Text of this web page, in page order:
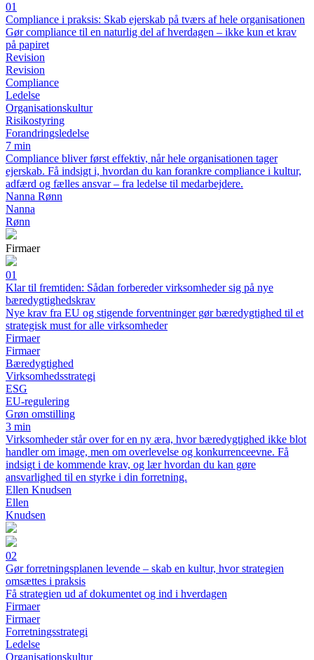
01
Compliance i praksis: Skab ejerskab på tværs af hele organisationen
Gør compliance til en naturlig del af hverdagen – ikke kun et krav
på papiret
Revision
Revision
Compliance
Ledelse
Organisationskultur
Risikostyring
Forandringsledelse
7 min
Compliance bliver først effektiv, når hele organisationen tager
ejerskab. Få indsigt i, hvordan du kan forankre compliance i kultur,
adfærd og fælles ansvar – fra ledelse til medarbejdere.
Nanna Rønn
Nanna
Rønn
Firmaer
01
Klar til fremtiden: Sådan forbereder virksomheder sig på nye
bæredygtighedskrav
Nye krav fra EU og stigende forventninger gør bæredygtighed til et
strategisk must for alle virksomheder
Firmaer
Firmaer
Bæredygtighed
Virksomhedsstrategi
ESG
EU-regulering
Grøn omstilling
3 min
Virksomheder står over for en ny æra, hvor bæredygtighed ikke blot
handler om image, men om overlevelse og konkurrenceevne. Få
indsigt i de kommende krav, og lær hvordan du kan gøre
ansvarlighed til en styrke i din forretning.
Ellen Knudsen
Ellen
Knudsen
02
Gør forretningsplanen levende – skab en kultur, hvor strategien
omsættes i praksis
Få strategien ud af dokumentet og ind i hverdagen
Firmaer
Firmaer
Forretningsstrategi
Ledelse
Organisationskultur